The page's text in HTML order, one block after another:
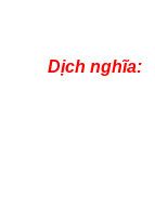
Dịch nghĩa: